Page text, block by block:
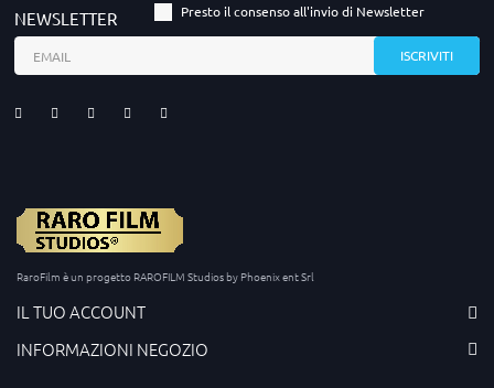
NEWSLETTER Presto il consenso all'invio di Newsletter
RaroFilm è un progetto RAROFILM Studios by Phoenix ent Srl
IL TUO ACCOUNT
INFORMAZIONI NEGOZIO